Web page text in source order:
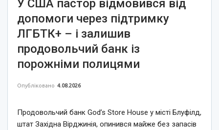
У США пастор відмовився від
допомоги через підтримку
ЛГБТК+ – і залишив
продовольчий банк із
порожніми полицями
Опубліковано 4.08.2026
Продовольчий банк God’s Store House у місті Блуфілд,
штат Західна Вірджинія, опинився майже без запасів